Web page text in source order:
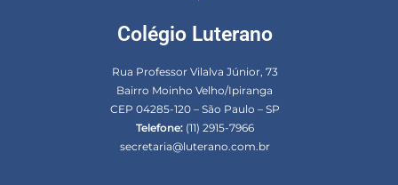
Colégio Luterano
Rua Professor Vilalva Júnior, 73
Bairro Moinho Velho/Ipiranga
CEP 04285-120 – São Paulo – SP
Telefone:(11) 2915-7966
secretaria@luterano.com.br